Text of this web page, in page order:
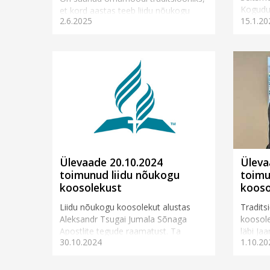
et kord aastas teeb liidu nõukogu
oma koosoleku kuskil mujal kui liidu
2.6.2025
mis
Ülevaade 20.10.2024
toimunud liidu nõukogu
koosolekust
Liidu nõukogu koosolekut alustas
Aleksandr Tsugai Jumala Sõnaga
Apostlite tegude raamatust. Ta
pööras tähelepanu sellele, kuidas
30.10.2024
läbi